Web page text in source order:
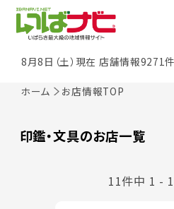
8月8日（土）現在 店舗情報9271
ホーム お店情報TOP
印鑑・文具のお店一覧
11件中 1 -